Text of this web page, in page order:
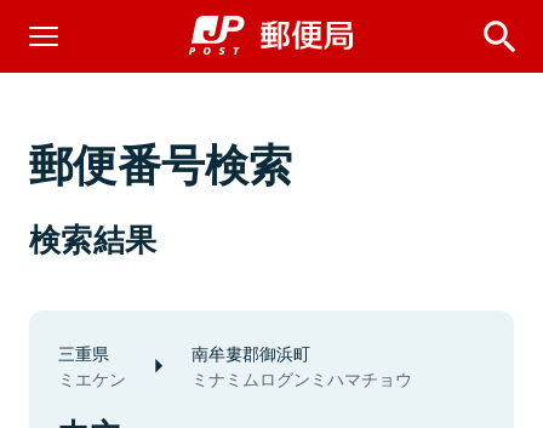
郵便番号検索
検索結果
三重県
ミエケン
南牟婁郡御浜町
ミナミムログンミハマチョウ